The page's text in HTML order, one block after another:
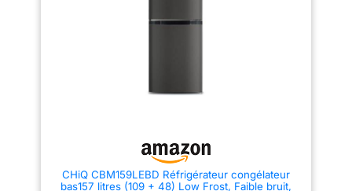
les trois étagères métalliques
CHiQ CBM159LEBD Réfrigérateur congélateur
bas157 litres (109 + 48) Low Frost, Faible bruit,